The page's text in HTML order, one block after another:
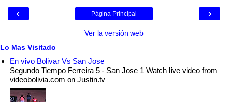
‹ ›
Página Principal
Ver la versión web
Lo Mas Visitado
En vivo Bolivar Vs San Jose
Segundo Tiempo Ferreira 5 - San Jose 1 Watch live video from
videobolivia.com on Justin.tv